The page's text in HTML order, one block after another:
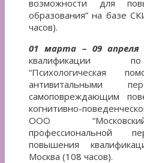
возможности для
образования” на базе
часов).
01 марта – 09 апреля
квалификации
“Психологическая
антивитальными
самоповреждающим
когнитивно-
ООО
профессиональной
повышения
Москва (108 часов).